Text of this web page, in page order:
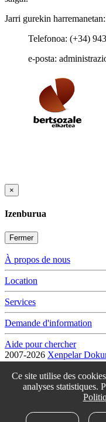
Jarri gurekin harremanetan:
Telefonoa: (+34)
e-posta:
×
Izenburua
Fermer
À propos de nous
Location
Services
Demande d'information
Aide pour chercher
2007-2026 Xenpelar
T. (+34) 943 69 42 77 /
bertsozale.eus /Lege
Babesle eta laguntzaileak
Ce site utilise des
analyses statistiques.